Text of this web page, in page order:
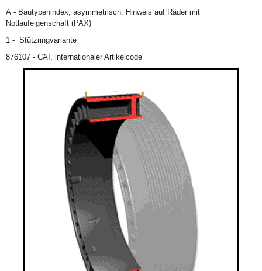
A - Bautypenindex, asymmetrisch. Hinweis auf Räder mit
Notlaufeigenschaft (PAX)
1 - Stützringvariante
876107 - CAI, internationaler Artikelcode